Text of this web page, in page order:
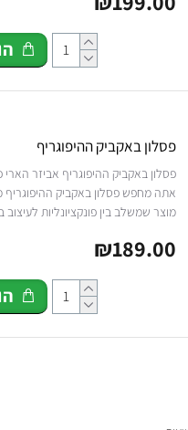
פסלון באקביק ההיפוגריף
פסלון באקביק ההיפוגריף אביזר הארי
אתה מחפש פסלון באקביק ההיפוגריף
מוצר שמשלב בין פונקציונליות
₪189.00